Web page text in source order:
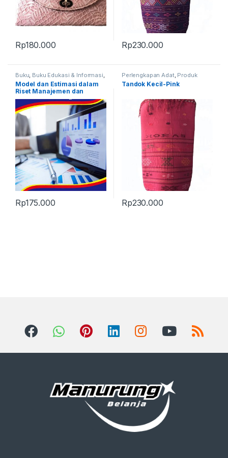
Rp180.000 Rp230.000
Buku Buku Edukasi & Informasi
Produk Terbaru
Model dan Estimasi dalam
Riset Manajemen dan
Keuangan
Rp175.000
Perlengkapan Adat, Produk
Terbaru, Tandok
Tandok Kecil-Pink
Rp230.000